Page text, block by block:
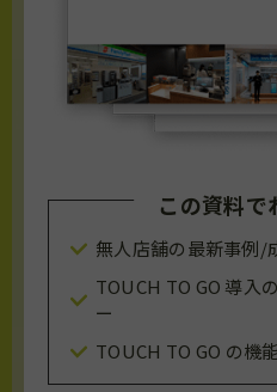
この資料で
無人店舗の最新事例/
TOUCH TO GO 導入
ー
TOUCH TO GO の機